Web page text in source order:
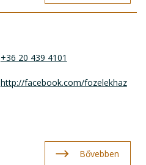
+36 20 439 4101
http://facebook.com/fozelekhaz
Bővebben